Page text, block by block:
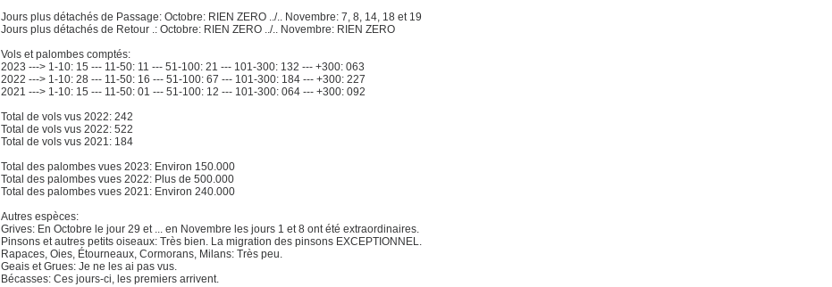
Jours plus détachés de Passage: Octobre: RIEN ZERO ../.. Novembre: 7, 8, 14, 18 et 19
Jours plus détachés de Retour .: Octobre: RIEN ZERO ../.. Novembre: RIEN ZERO
Vols et palombes comptés:
2023 ---> 1-10: 15 --- 11-50: 11 --- 51-100: 21 --- 101-300: 132 --- +300: 063
2022 ---> 1-10: 28 --- 11-50: 16 --- 51-100: 67 --- 101-300: 184 --- +300: 227
2021 ---> 1-10: 15 --- 11-50: 01 --- 51-100: 12 --- 101-300: 064 --- +300: 092
Total de vols vus 2022: 242
Total de vols vus 2022: 522
Total de vols vus 2021: 184
Total des palombes vues 2023: Environ 150.000
Total des palombes vues 2022: Plus de 500.000
Total des palombes vues 2021: Environ 240.000
Autres espèces:
Grives: En Octobre le jour 29 et ... en Novembre les jours 1 et 8 ont été extraordinaires.
Pinsons et autres petits oiseaux: Très bien. La migration des pinsons EXCEPTIONNEL.
Rapaces, Oies, Étourneaux, Cormorans, Milans: Très peu.
Geais et Grues: Je ne les ai pas vus.
Bécasses: Ces jours-ci, les premiers arrivent.